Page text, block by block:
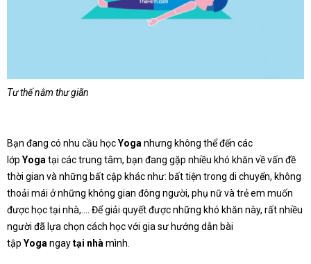
Tư thế nằm thư giãn
Bạn đang có nhu cầu họcYoga nhưng không thể đến các
lớp Yoga tại các trung tâm, bạn đang gặp nhiều khó khăn về vấn đề
thời gian và những bất cập khác như: bất tiện trong di chuyển, không
thoải mái ở những không gian đông người, phụ nữ và trẻ em muốn
được học tại nhà,…. Để giải quyết được những khó khăn này, rất nhiều
người đã lựa chọn cách học với gia sư hướng dẫn bài
tập Yoga ngaytại nhà mình.